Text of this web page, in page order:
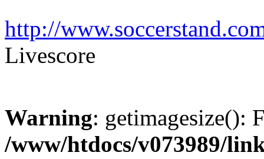
http://
Livescore
Warning: getimagesize():
/www/htdocs/v073989/